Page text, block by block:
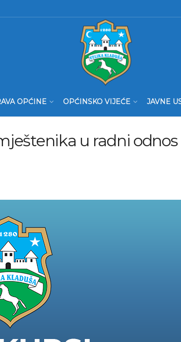
OPĆINE OPĆINSKO VIJEĆE JAVNE
u radni odnos